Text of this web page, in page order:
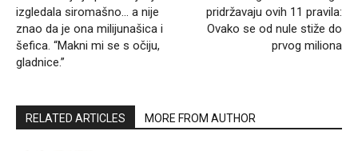
izgledala siromašno… a nije
znao da je ona milijunašica i
šefica. “Makni mi se s očiju,
gladnice.”
pridržavaju ovih 11 pravila:
Ovako se od nule stiže do
prvog miliona
RELATED ARTICLES MORE FROM AUTHOR